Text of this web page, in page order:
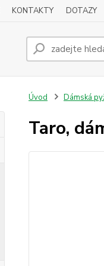
KONTAKTY DOTAZY
Úvod Dámská
Taro,